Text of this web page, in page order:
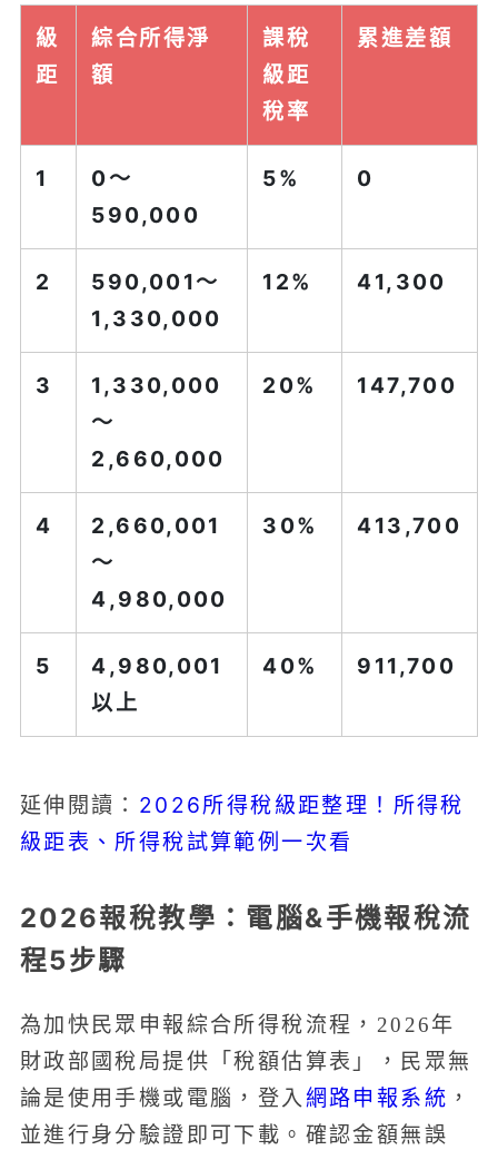
級
距
綜合所得淨
額
課稅
級距
稅率
累進差額
1
0～
590,000
5% 0
2
590,001～
1,330,000
12% 41,300
3
1,330,000
～
2,660,000
20% 147,700
4
2,660,001
～
4,980,000
30% 413,700
5
4,980,001
以上
40% 911,700
延伸閱讀： 2026所得稅級距整理！所得稅
級距表、所得稅試算範例一次看
2026報稅教學：電腦&手機報稅流
程5步驟
為加快民眾申報綜合所得稅流程，2026年
財政部國稅局提供「稅額估算表」，民眾無
論是使用手機或電腦，登入 網路申報系統 ，
並進行身分驗證即可下載。確認金額無誤